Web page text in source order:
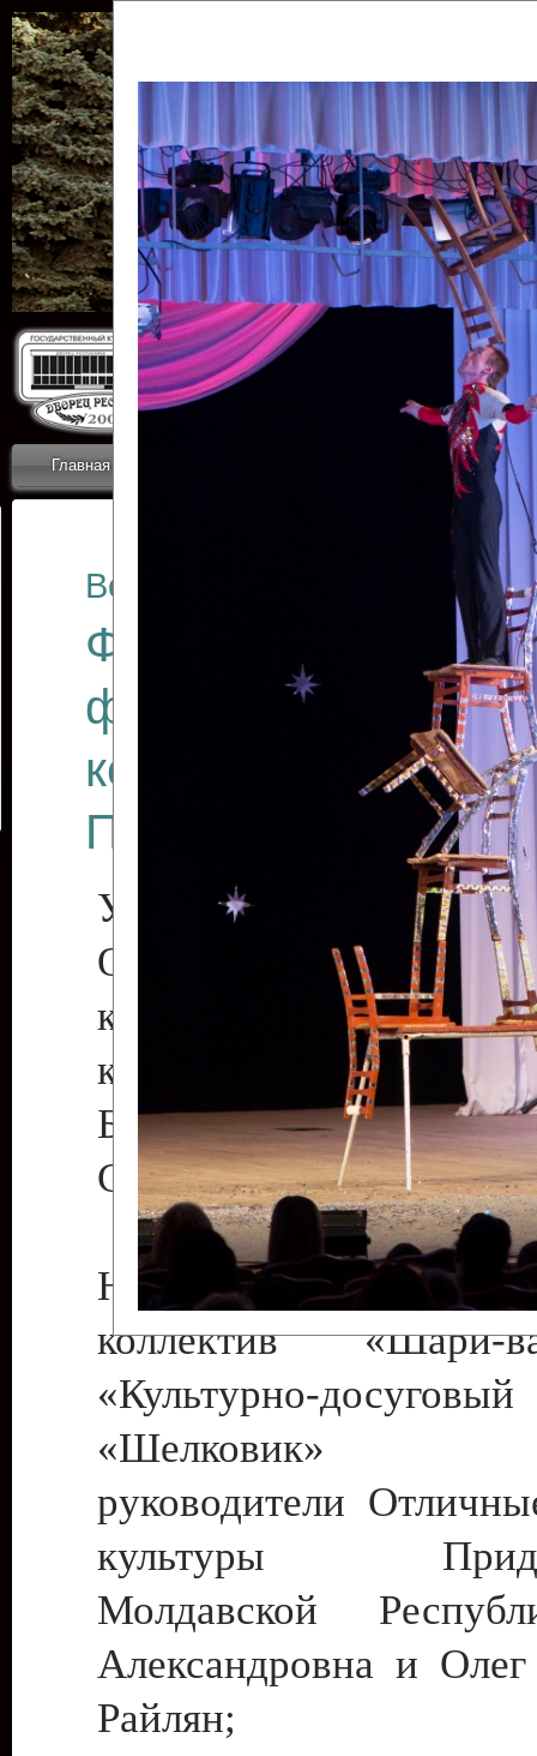
Главная Новости
ОТЧЕТЫ ГКЦ
Все отчеты
Финал
фестиваля
коллективов
Приднестровского
Участники фестиваля:
Образцовый
коллектив
культуры с.
Бендеры ,
Светлана Георгиевна
Народный цирковой
коллектив
«Культурно-
«Шелковик»
руководители
культуры
Молдавской
Александровна и
Райлян;